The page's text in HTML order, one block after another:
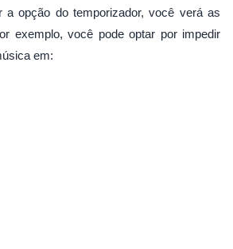
a opção do temporizador, você verá as
exemplo, você pode optar por impedir
em: